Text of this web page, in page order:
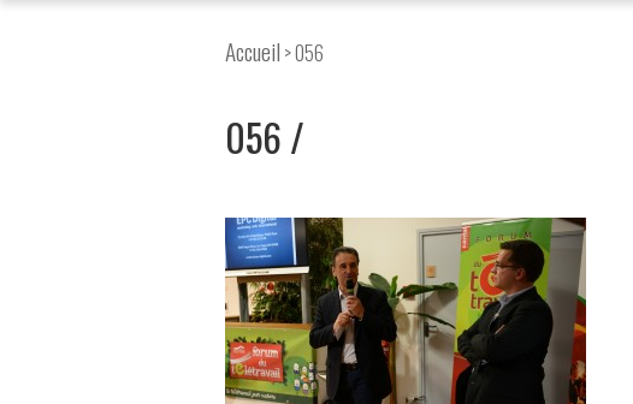
Accueil > 056
056